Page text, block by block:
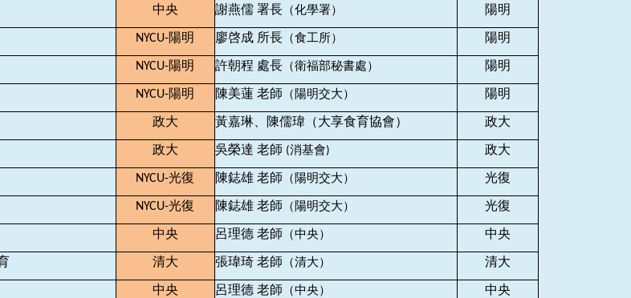
中央 謝燕儒 署長（化學署） 陽明
NYCU-陽明 廖啓成 所長（食工所） 陽明
NYCU-陽明 許朝程 處長（衛福部秘書處） 陽明
NYCU-陽明 陳美蓮 老師 （陽明交大） 陽明
政大 黃嘉琳、陳儒瑋（大享食育協會） 政大
政大 吳榮達 老師 (消基會) 政大
NYCU-光復 陳鋕雄 老師 （陽明交大） 光復
NYCU-光復 陳鋕雄 老師 （陽明交大） 光復
中央 呂理德 老師 （中央） 中央
清大 張瑋琦 老師 （清大） 清大
中央 呂理德 老師 （中央） 中央